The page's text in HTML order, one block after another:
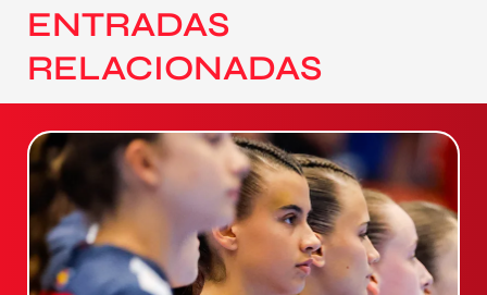
ENTRADAS
RELACIONADAS